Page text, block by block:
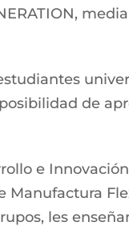
de
e Innovación
Manufactura
les